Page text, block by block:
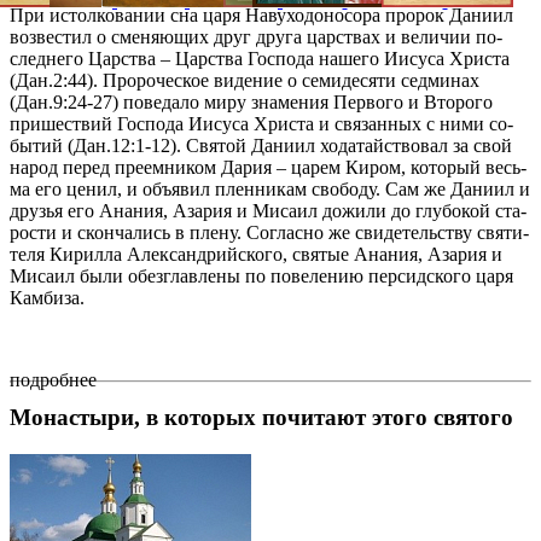
При ис­тол­ко­ва­нии сна ца­ря На­ву­хо­до­но­со­ра про­рок Да­ни­ил
воз­ве­стил о сме­ня­ю­щих друг дру­га цар­ствах и ве­ли­чии по­
след­не­го Цар­ства – Цар­ства Гос­по­да на­ше­го Иису­са Хри­ста
(Дан.2:44). Про­ро­че­ское ви­де­ние о се­ми­де­ся­ти сед­ми­нах
(Дан.9:24-27) по­ве­да­ло ми­ру зна­ме­ния Пер­во­го и Вто­ро­го
при­ше­ствий Гос­по­да Иису­са Хри­ста и свя­зан­ных с ни­ми со­
бы­тий (Дан.12:1-12). Свя­той Да­ни­ил хо­да­тай­ство­вал за свой
на­род пе­ред пре­ем­ни­ком Да­рия – ца­рем Ки­ром, ко­то­рый весь­
ма его це­нил, и объ­явил плен­ни­кам сво­бо­ду. Сам же Да­ни­ил и
дру­зья его Ана­ния, Аза­рия и Ми­са­ил до­жи­ли до глу­бо­кой ста­
ро­сти и скон­ча­лись в пле­ну. Со­глас­но же сви­де­тель­ству свя­ти­
те­ля Ки­рил­ла Алек­сан­дрий­ско­го, свя­тые Ана­ния, Аза­рия и
Ми­са­ил бы­ли обез­глав­ле­ны по по­ве­ле­нию пер­сид­ско­го ца­ря
Кам­би­за.
подробнее
Монастыри, в которых почитают этого святого